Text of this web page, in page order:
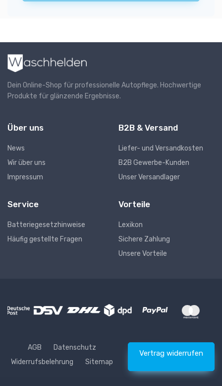
Dein Online-Shop für professionelle Autopflege. Hochwertige
Produkte für glänzende Ergebnisse.
Über uns
News
Wir über uns
Impressum
B2B & Versand
Liefer- und Versandkosten
B2B Gewerbe-Kunden
Unser Versandlager
Service
Batteriegesetzhinweise
Häufig gestellte Fragen
Vorteile
Lexikon
Sichere Zahlung
Unsere Vorteile
AGB
Datenschutz
Widerrufsbelehrung
Sitemap
Vertrag widerrufen